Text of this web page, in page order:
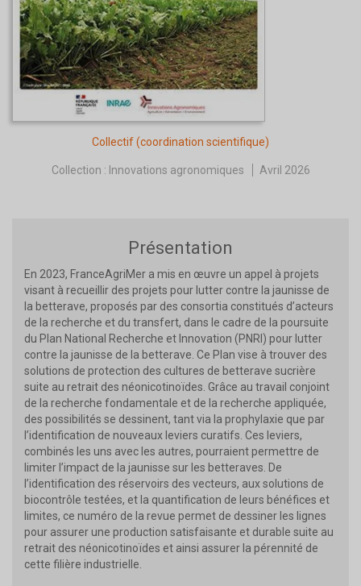
Collectif(coordination scientifique)
Collection : Innovations agronomiques Avril 2026
Présentation
En 2023, FranceAgriMer a mis en œuvre un appel à projets
visant à recueillir des projets pour lutter contre la jaunisse de
la betterave, proposés par des consortia constitués d’acteurs
de la recherche et du transfert, dans le cadre de la poursuite
du Plan National Recherche et Innovation (PNRI) pour lutter
contre la jaunisse de la betterave. Ce Plan vise à trouver des
solutions de protection des cultures de betterave sucrière
suite au retrait des néonicotinoïdes. Grâce au travail conjoint
de la recherche fondamentale et de la recherche appliquée,
des possibilités se dessinent, tant via la prophylaxie que par
l’identification de nouveaux leviers curatifs. Ces leviers,
combinés les uns avec les autres, pourraient permettre de
limiter l’impact de la jaunisse sur les betteraves. De
l’identification des réservoirs des vecteurs, aux solutions de
biocontrôle testées, et la quantification de leurs bénéfices et
limites, ce numéro de la revue permet de dessiner les lignes
pour assurer une production satisfaisante et durable suite au
retrait des néonicotinoïdes et ainsi assurer la pérennité de
cette filière industrielle.